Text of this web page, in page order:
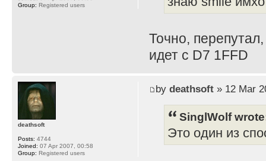
Точно,
идет с D7 1FFD
Group: Registered users
by deathsoft» 12 Mar
SinglWolf
Это один из
deathsoft
Posts: 4744
Joined: 07 Apr 2007, 00:58
Group: Registered users